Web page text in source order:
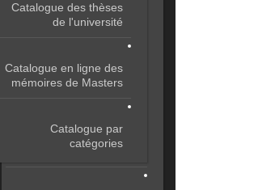
Catalogue des thèses
de l'université
Catalogue en ligne des
mémoires de Masters
Catalogue par
catégories